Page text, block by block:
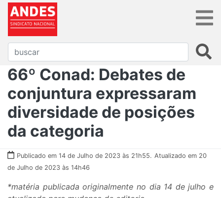
66º Conad: Debates de
conjuntura expressaram
diversidade de posições
da categoria
Publicado em 14 de Julho de 2023 às 21h55. Atualizado em 20
de Julho de 2023 às 14h46
*matéria publicada originalmente no dia 14 de julho e